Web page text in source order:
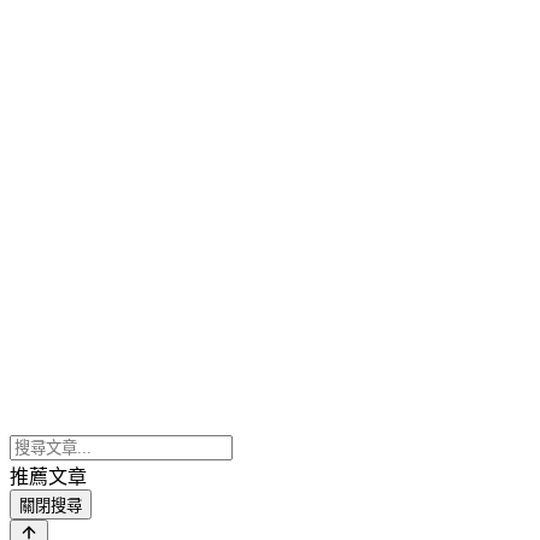
推薦文章
關閉搜尋